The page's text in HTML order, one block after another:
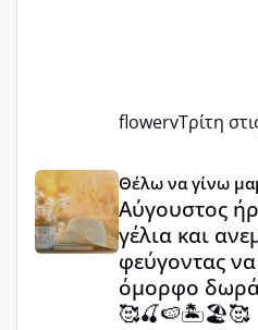
flowervΤρίτη
Αύγουστος ήρθε ξανά
Θέλω να γίνω
Αύγουστος
γέλια και
φεύγοντας
όμορφο
🥰🍒🍉🏝️🏖️🥰